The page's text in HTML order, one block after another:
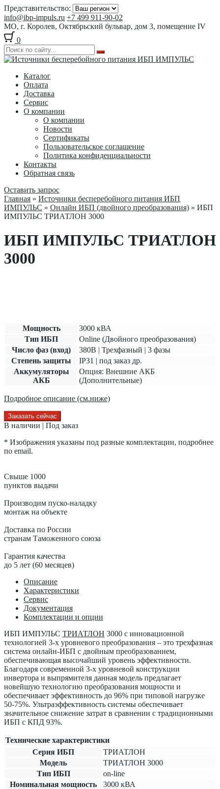
Представительство:
info@ibp-impuls.ru +7 499 911-90-02
МО, г. Королев, Октябрьский бульвар, дом 3, помещение IV
0
Перейти
навигации
Перейти
содержимому
Каталог
Оплата
Доставка
Сервис
О компании
О компании
Новости
Сертификаты
Пользовательское соглашение
Политика конфиденциальности
Контакты
Обратная связь
Оставить запрос
Главная » Источники бесперебойного питания ИБП
ИМПУЛЬС » Онлайн ИБП (двойного преобразования) » ИБП
ИМПУЛЬС ТРИАТЛОН 3000
ИБП ИМПУЛЬС ТРИАТЛОН
3000
Мощность
3000 кВА
Тип ИБП
Online (Двойного преобразования)
Число фаз (вход)
380В | Трехфазный | 3 фазы
Степень защиты
IP31 | под заказ др.
Аккумуляторы
АКБ
Опция: Внешние АКБ
(Дополнительные)
Подробное описание (см.ниже)
Заказать сейчас
В наличии | Под заказ
* Изображения указаны под разные комплектации, подробнее
по email.
Свыше 1000
пунктов выдачи
Производим пуско-наладку
монтаж на объекте
Доставка по России
странам Таможенного союза
Гарантия качества
до 5 лет (60 месяцев)
Описание
Характеристики
Сервис
Документация
Комплектации и опции
ИБП ИМПУЛЬС ТРИАТЛОН 3000 с инновационной
технологией 3-х уровневого преобразования – это трехфазная
система онлайн-ИБП с двойным преобразованием,
обеспечивающая высочайший уровень эффективности.
Благодаря современной 3-х уровневой конструкции
инвертора и выпрямителя данная модель предлагает
новейшую технологию преобразования мощности и
обеспечивает эффективность до 96% при типовой нагрузке
50-75%. Ультраэффективность системы обеспечивает
значительное снижение затрат в сравнении с традиционными
ИБП с КПД 93%.
Технические характеристики
Серия ИБП
ТРИАТЛОН
Модель
ТРИАТЛОН 3000
Тип ИБП
on-line
Номинальная мощность
3000 кВА